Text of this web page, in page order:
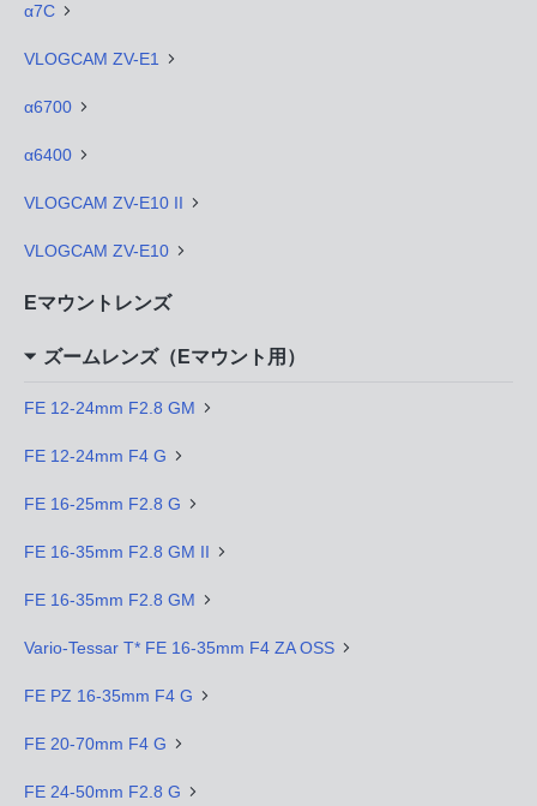
α7C
VLOGCAM ZV-E1
α6700
α6400
VLOGCAM ZV-E10 II
VLOGCAM ZV-E10
Eマウントレンズ
ズームレンズ（Eマウント用）
FE 12-24mm F2.8 GM
FE 12-24mm F4 G
FE 16-25mm F2.8 G
FE 16-35mm F2.8 GM II
FE 16-35mm F2.8 GM
Vario-Tessar T* FE 16-35mm F4 ZA OSS
FE PZ 16-35mm F4 G
FE 20-70mm F4 G
FE 24-50mm F2.8 G